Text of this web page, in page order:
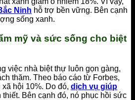
Ninh hỗ trợ bền vững. Bên cạnh
sống xanh.
mỹ và sức sống cho biệt
việc nhà biệt thự luôn gọn gàng,
thăm. Theo báo cáo từ Forbes,
hội 10%. Do đó, dịch vụ giúp
thiết. Bên cạnh đó, nó phục hồi sức